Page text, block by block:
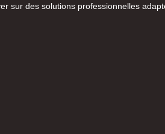
sur des solutions professionnelles